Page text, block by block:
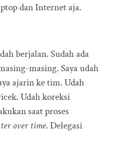
dan Internet aja.
berjalan. Sudah ada
masing. Saya udah
ajarin ke tim. Udah
Udah koreksi
saat proses
over time. Delegasi